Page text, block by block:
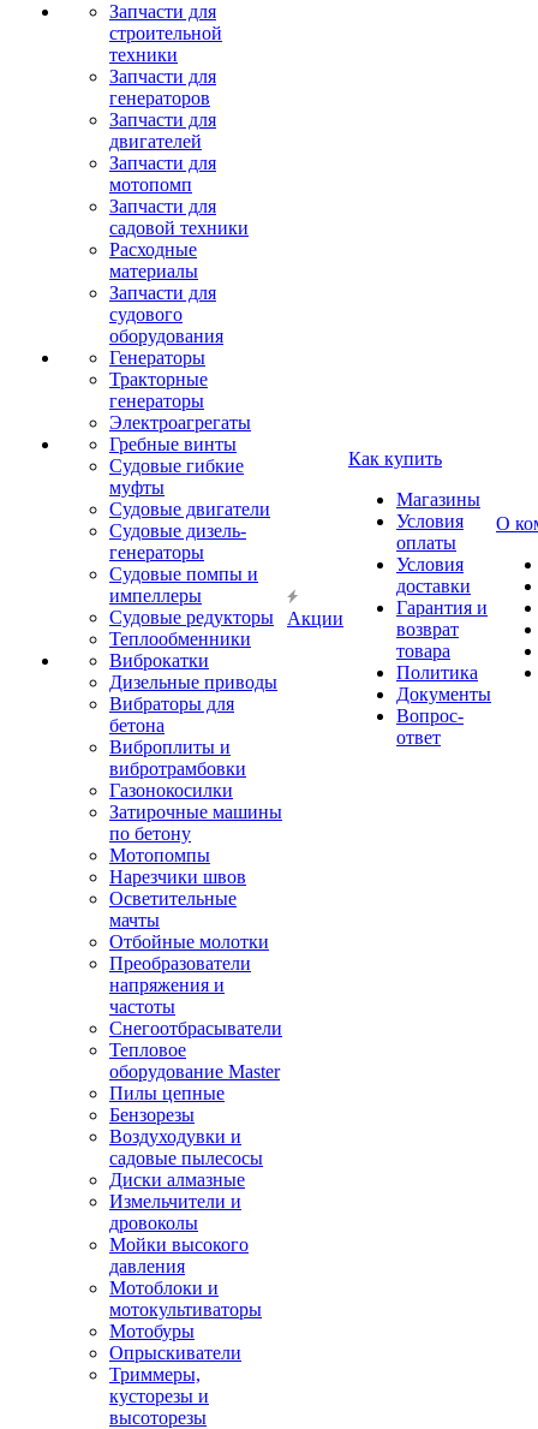
Запчасти для
строительной
техники
Запчасти для
генераторов
Запчасти для
двигателей
Запчасти для
мотопомп
Запчасти для
садовой техники
Расходные
материалы
Запчасти для
судового
оборудования
Генераторы
Тракторные
генераторы
Электроагрегаты
Гребные винты
Судовые гибкие
муфты
Судовые двигатели
Судовые дизель-
генераторы
Судовые помпы и
импеллеры
Судовые редукторы
Теплообменники
Виброкатки
Дизельные приводы
Вибраторы для
бетона
Виброплиты и
вибротрамбовки
Газонокосилки
Затирочные машины
по бетону
Мотопомпы
Нарезчики швов
Осветительные
мачты
Отбойные молотки
Преобразователи
напряжения и
частоты
Снегоотбрасыватели
Тепловое
оборудование Master
Пилы цепные
Бензорезы
Воздуходувки и
садовые пылесосы
Диски алмазные
Измельчители и
дровоколы
Мойки высокого
давления
Мотоблоки и
мотокультиваторы
Мотобуры
Опрыскиватели
Триммеры,
кусторезы и
высоторезы
Акции
Как купить
Магазины
Условия
оплаты
Условия
доставки
Гарантия и
возврат
товара
Политика
Документы
Вопрос-
ответ
О